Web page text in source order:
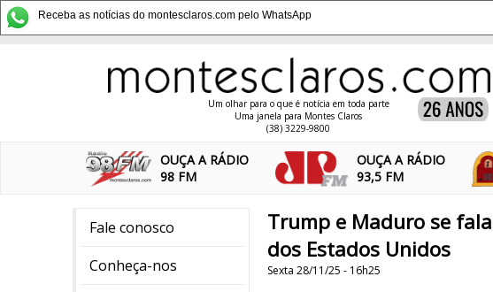
Receba as notícias do montesclaros.com pelo WhatsApp
Um olhar para o que é notícia em toda parte
Uma janela para Montes Claros
(38) 3229-9800
OUÇA A RÁDIO
98 FM
OUÇA A RÁDIO
93,5 FM
Fale conosco
Conheça-nos
Trump e Maduro se
dos Estados Unidos
Sexta 28/11/25 - 16h25